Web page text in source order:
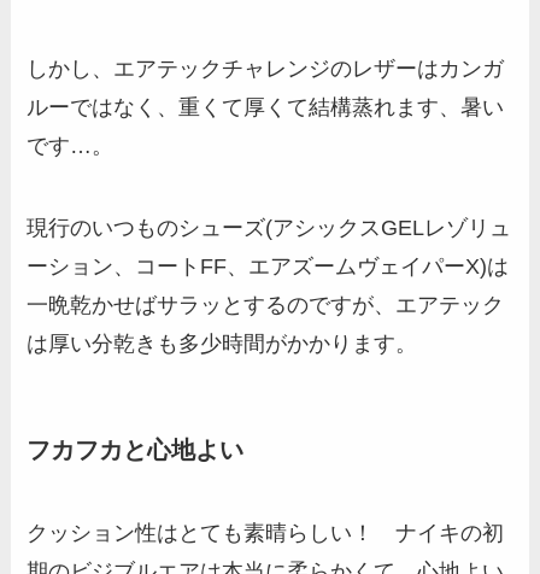
しかし、エアテックチャレンジのレザーはカンガ
ルーではなく、重くて厚くて結構蒸れます、暑い
です…。
現行のいつものシューズ(アシックスGELレゾリュ
ーション、コートFF、エアズームヴェイパーX)は
一晩乾かせばサラッとするのですが、エアテック
は厚い分乾きも多少時間がかかります。
フカフカと心地よい
クッション性はとても素晴らしい！ ナイキの初